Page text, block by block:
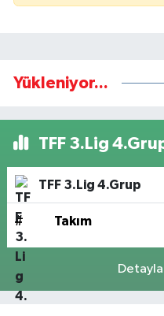
Yükleniyor...
TFF 3.Lig
TFF 3.Lig 4.Grup
# Takım